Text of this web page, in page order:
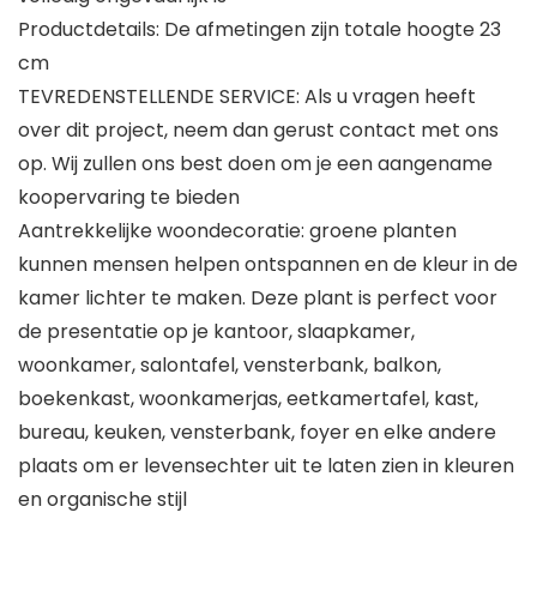
Productdetails: De afmetingen zijn totale hoogte 23
cm
TEVREDENSTELLENDE SERVICE: Als u vragen heeft
over dit project, neem dan gerust contact met ons
op. Wij zullen ons best doen om je een aangename
koopervaring te bieden
Aantrekkelijke woondecoratie: groene planten
kunnen mensen helpen ontspannen en de kleur in de
kamer lichter te maken. Deze plant is perfect voor
de presentatie op je kantoor, slaapkamer,
woonkamer, salontafel, vensterbank, balkon,
boekenkast, woonkamerjas, eetkamertafel, kast,
bureau, keuken, vensterbank, foyer en elke andere
plaats om er levensechter uit te laten zien in kleuren
en organische stijl